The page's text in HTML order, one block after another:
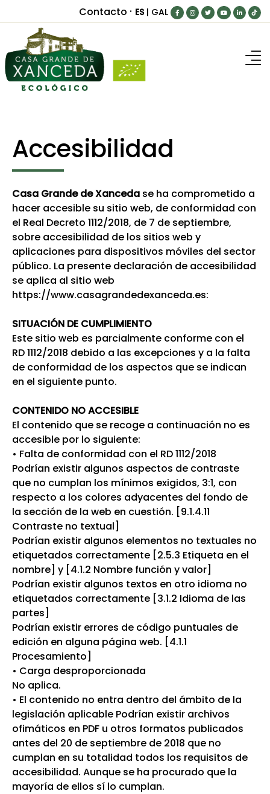
Contacto · ES | GAL
Inicio
Blog
Productos
¿Dónde comprar?
Contacto
Ecovisitas
Tienda Online
TLF | 981 687 007
Accesibilidad
Casa Grande de Xanceda se ha comprometido a
hacer accesible su sitio web, de conformidad con
el Real Decreto 1112/2018, de 7 de septiembre,
sobre accesibilidad de los sitios web y
aplicaciones para dispositivos móviles del sector
público. La presente declaración de accesibilidad
se aplica al sitio web
https://www.casagrandedexanceda.es:
SITUACIÓN DE CUMPLIMIENTO
Este sitio web es parcialmente conforme con el
RD 1112/2018 debido a las excepciones y a la falta
de conformidad de los aspectos que se indican
en el siguiente punto.
CONTENIDO NO ACCESIBLE
El contenido que se recoge a continuación no es
accesible por lo siguiente:
• Falta de conformidad con el RD 1112/2018
Podrían existir algunos aspectos de contraste
que no cumplan los mínimos exigidos, 3:1, con
respecto a los colores adyacentes del fondo de
la sección de la web en cuestión. [9.1.4.11
Contraste no textual]
Podrían existir algunos elementos no textuales no
etiquetados correctamente [2.5.3 Etiqueta en el
nombre] y [4.1.2 Nombre función y valor]
Podrían existir algunos textos en otro idioma no
etiquetados correctamente [3.1.2 Idioma de las
partes]
Podrían existir errores de código puntuales de
edición en alguna página web. [4.1.1
Procesamiento]
• Carga desproporcionada
No aplica.
• El contenido no entra dentro del ámbito de la
legislación aplicable Podrían existir archivos
ofimáticos en PDF u otros formatos publicados
antes del 20 de septiembre de 2018 que no
cumplan en su totalidad todos los requisitos de
accesibilidad. Aunque se ha procurado que la
mayoría de ellos sí lo cumplan.